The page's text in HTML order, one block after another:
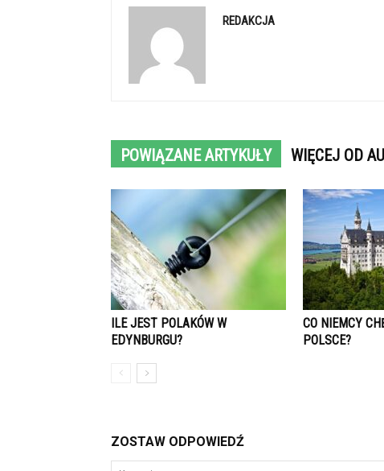
REDAKCJA
POWIĄZANE ARTYKUŁY WIĘCEJ OD
ILE JEST POLAKÓW W
EDYNBURGU?
CO NIEMCY
POLSCE?
ZOSTAW ODPOWIEDŹ